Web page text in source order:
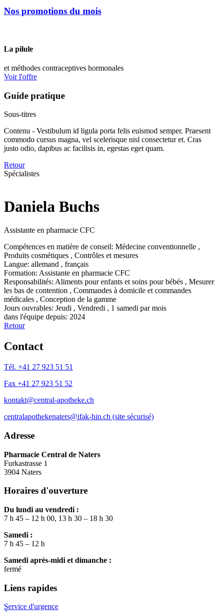
Nos promotions du mois
La pilule
et méthodes contraceptives hormonales
Voir l'offre
Guide pratique
Sous-titres
Contenu - Vestibulum id ligula porta felis euismod semper. Praesent
commodo cursus magna, vel scelerisque nisl consectetur et. Cras
justo odio, dapibus ac facilisis in, egestas eget quam.
Retour
Spécialistes
Daniela Buchs
Assistante en pharmacie CFC
Compétences en matière de conseil: Médecine conventionnelle ,
Produits cosmétiques , Contrôles et mesures
Langue: allemand , français
Formation: Assistante en pharmacie CFC
Responsabilités: Aliments pour enfants et soins pour bébés , Mesurer
les bas de contention , Commandes à domicile et commandes
médicales , Conception de la gamme
Jours ouvrables: Jeudi , Vendredi , 1 samedi par mois
dans l'équipe depuis: 2024
Retour
Contact
Tél. +41 27 923 51 51
Fax +41 27 923 51 52
kontakt@central-apotheke.ch
centralapothekenaters@ifak-hin.ch (site sécurisé)
Adresse
Pharmacie Central de Naters
Furkastrasse 1
3904 Naters
Horaires d'ouverture
Du lundi au vendredi :
7 h 45 – 12 h 00, 13 h 30 – 18 h 30
Samedi :
7 h 45 – 12 h
Samedi après-midi et dimanche :
fermé
Liens rapides
Service d'urgence